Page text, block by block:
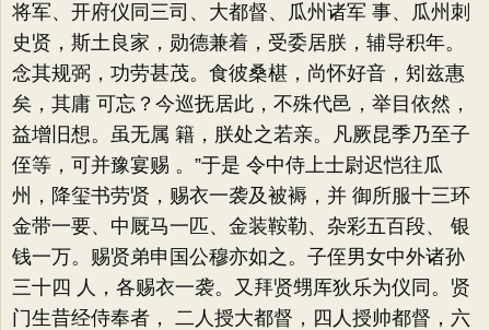
将军、开府仪同三司、大都督、瓜州诸军 事、瓜州刺
史贤，斯土良家，勋德兼着，受委居朕，辅导积年。
念其规弼，功劳甚茂。食彼桑椹，尚怀好音，矧兹惠
矣，其庸 可忘？今巡抚居此，不殊代邑，举目依然，
益增旧想。虽无属 籍，朕处之若亲。凡厥昆季乃至子
侄等，可并豫宴赐 。”于是 令中侍上士尉迟恺往瓜
州，降玺书劳贤，赐衣一袭及被褥，并 御所服十三环
金带一要、中厩马一匹、金装鞍勒、杂彩五百段、 银
钱一万。赐贤弟申国公穆亦如之。子侄男女中外诸孙
三十四 人，各赐衣一袭。又拜贤甥厍狄乐为仪同。贤
门生昔经侍奉者， 二人授大都督，四人授帅都督，六